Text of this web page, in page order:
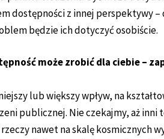
dostępności z innej perspektywy
będzie ich dotyczyć osobiście.
może zrobić dla ciebie –
lub większy wpływ, na
publicznej. Nie czekajmy, aż inni
nawet na skalę kosmicznych